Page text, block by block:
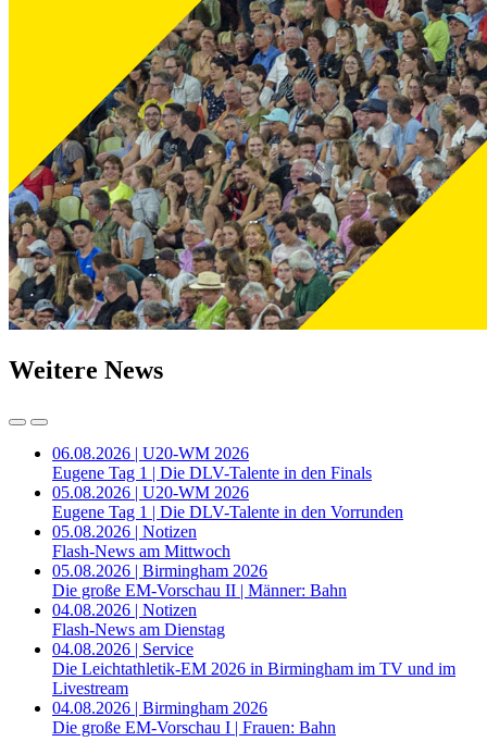
Weitere News
06.08.2026 | U20-WM 2026
Eugene Tag 1 | Die DLV-Talente in den Finals
05.08.2026 | U20-WM 2026
Eugene Tag 1 | Die DLV-Talente in den Vorrunden
05.08.2026 | Notizen
Flash-News am Mittwoch
05.08.2026 | Birmingham 2026
Die große EM-Vorschau II | Männer: Bahn
04.08.2026 | Notizen
Flash-News am Dienstag
04.08.2026 | Service
Die Leichtathletik-EM 2026 in Birmingham im TV und im
Livestream
04.08.2026 | Birmingham 2026
Die große EM-Vorschau I | Frauen: Bahn